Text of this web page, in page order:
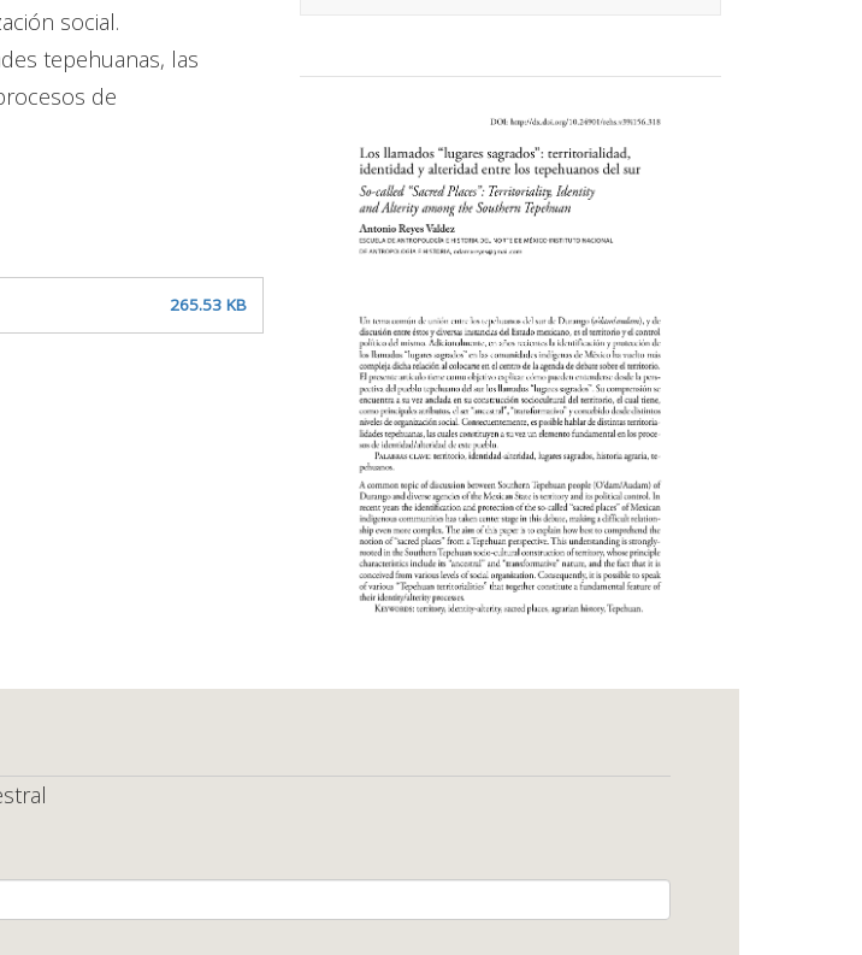
social.
tepehuanas, las
de
265.53 KB